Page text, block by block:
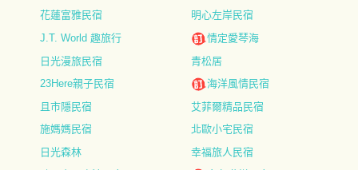
花蓮富雅民宿
明心左岸民宿
J.T. World 趣旅行
情定愛琴海
日光漫旅民宿
青松居
23Here親子民宿
海洋風情民宿
且市隱民宿
艾菲爾精品民宿
施媽媽民宿
北歐小宅民宿
日光森林
幸福旅人民宿